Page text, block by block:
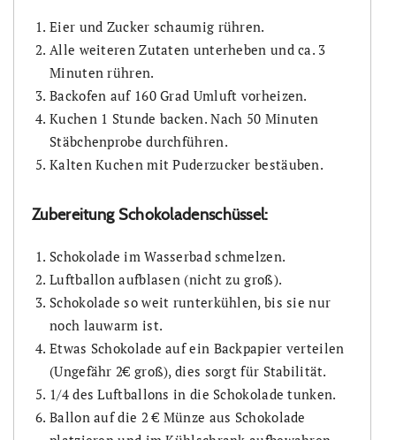
Eier und Zucker schaumig rühren.
Alle weiteren Zutaten unterheben und ca. 3
Minuten rühren.
Backofen auf 160 Grad Umluft vorheizen.
Kuchen 1 Stunde backen. Nach 50 Minuten
Stäbchenprobe durchführen.
Kalten Kuchen mit Puderzucker bestäuben.
Zubereitung Schokoladenschüssel:
Schokolade im Wasserbad schmelzen.
Luftballon aufblasen (nicht zu groß).
Schokolade so weit runterkühlen, bis sie nur
noch lauwarm ist.
Etwas Schokolade auf ein Backpapier verteilen
(Ungefähr 2€ groß), dies sorgt für Stabilität.
1/4 des Luftballons in die Schokolade tunken.
Ballon auf die 2 € Münze aus Schokolade